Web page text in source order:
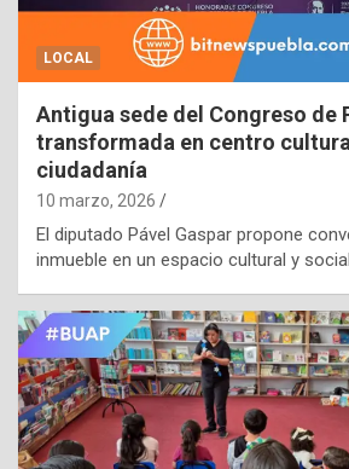
LOCAL
Antigua sede del Congreso de
transformada en centro
ciudadanía
10 marzo, 2026
El diputado Pável Gaspar propone
inmueble en un espacio cultural y